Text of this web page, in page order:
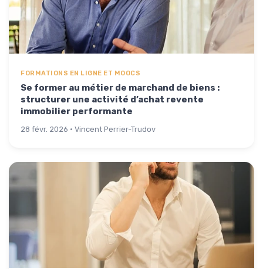
FORMATIONS EN LIGNE ET MOOCS
Se former au métier de marchand de biens :
structurer une activité d’achat revente
immobilier performante
28 févr. 2026 · Vincent Perrier-Trudov